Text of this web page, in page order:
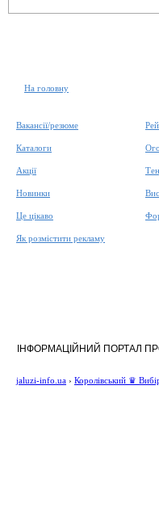
На головну
Вакансії/резюме
Каталоги
Акції
Новинки
Це цікаво
Як розмістити рекламу
ІНФОРМАЦІЙНИЙ ПОРТАЛ
jaluzi-info.ua › Королівський ♛